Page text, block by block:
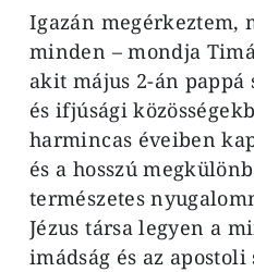
Igazán megérkeztem,
minden – mondja
akit május 2-án
és ifjúsági
harmincas éveiben
és a hosszú
természetes
Jézus társa legyen a
imádság és az apostoli